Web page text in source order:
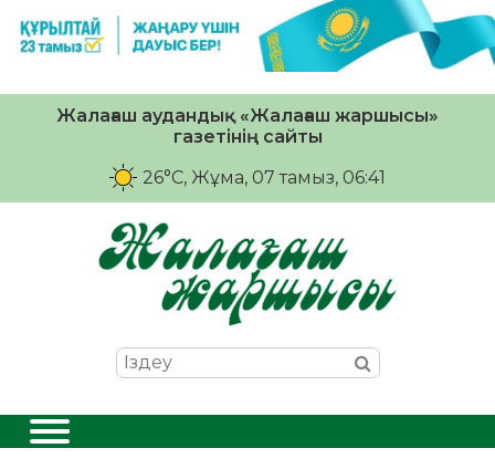
Жалағаш аудандық «Жалағаш жаршысы»
газетінің сайты
26°C, Жұма, 07 тамыз, 06:41